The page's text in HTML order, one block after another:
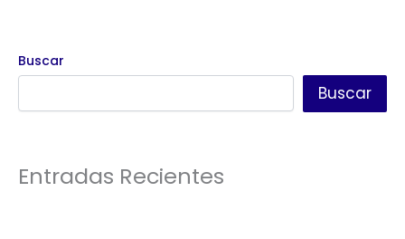
Buscar
Buscar
Entradas Recientes